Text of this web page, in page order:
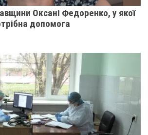
Оксані Федоренко, у якої
допомога